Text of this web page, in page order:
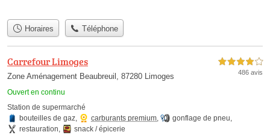
Horaires Téléphone
Carrefour Limoges
Zone Aménagement Beaubreuil, 87280 Limoges
Ouvert en continu
4,0 étoiles sur 5
486 avis
Station de supermarché
bouteilles de gaz
carburants premium gonflage de pneu
restauration
snack / épicerie